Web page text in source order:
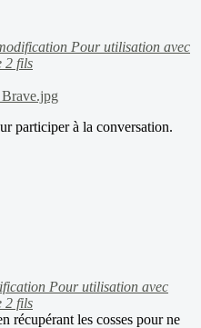
Pour utilisation avec
2 fils
participer à la conversation.
Pour utilisation avec
2 fils
récupérant les cosses pour ne